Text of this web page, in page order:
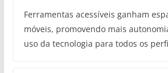
Ferramentas acessíveis ganham
móveis, promovendo mais
uso da tecnologia para todos os